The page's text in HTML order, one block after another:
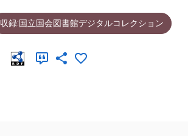
収録:国立国会図書館デジタルコレクション